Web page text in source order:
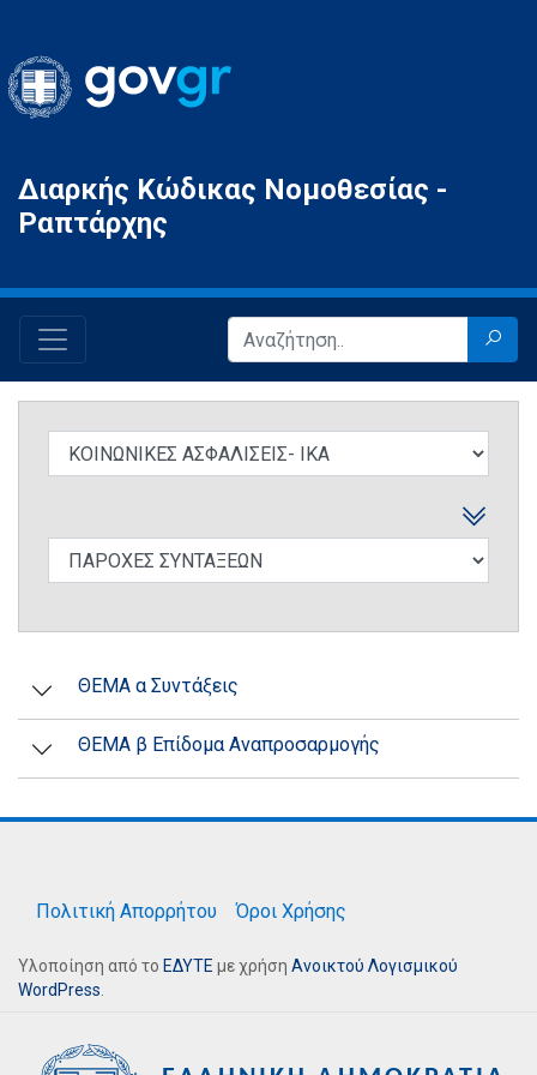
Gov.gr
Διαρκής Κώδικας Νομοθεσίας -
Ραπτάρχης
ΘΕΜΑ α Συντάξεις
ΘΕΜΑ β Επίδομα Αναπροσαρμογής
Πολιτική Απορρήτου Όροι Χρήσης
Υλοποίηση από το ΕΔΥΤΕ με χρήση Ανοικτού Λογισμικού
WordPress.